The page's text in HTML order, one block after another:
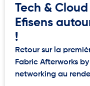
Tech &
Efisens
!
Retour sur la
Fabric Afterworks
networking au